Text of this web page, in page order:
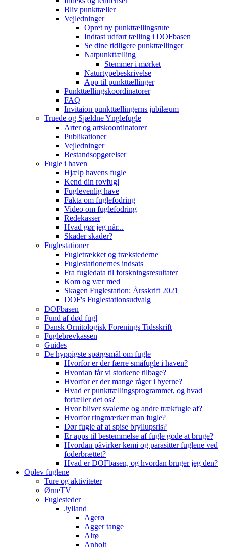
Bliv punkttæller
Vejledninger
Opret ny punkttællingsrute
Indtast udført tælling i DOFbasen
Se dine tidligere punkttællinger
Natpunkttælling
Stemmer i mørket
Naturtypebeskrivelse
App til punkttællinger
Punkttællingskoordinatorer
FAQ
Invitaion punkttællingerns jubilæum
Truede og Sjældne Ynglefugle
Arter og artskoordinatorer
Publikationer
Vejledninger
Bestandsopgørelser
Fugle i haven
Hjælp havens fugle
Kend din rovfugl
Fuglevenlig have
Fakta om fuglefodring
Video om fuglefodring
Redekasser
Hvad gør jeg når...
Skader skader?
Fuglestationer
Fugletrækket og trækstederne
Fuglestationernes indsats
Fra fugledata til forskningsresultater
Kom og vær med
Skagen Fuglestation: Årsskrift 2021
DOF's Fuglestationsudvalg
DOFbasen
Fund af død fugl
Dansk Ornitologisk Forenings Tidsskrift
Fuglebrevkassen
Guides
De hyppigste spørgsmål om fugle
Hvorfor er der færre småfugle i haven?
Hvordan får vi storkene tilbage?
Hvorfor er der mange råger i byerne?
Hvad er punkttællingsprogrammet, og hvad
fortæller det os?
Hvor bliver svalerne og andre trækfugle af?
Hvorfor ringmærker man fugle?
Dør fugle af at spise bryllupsris?
Er apps til bestemmelse af fugle gode at bruge?
Hvordan påvirker kemi og parasitter fuglene ved
foderbrættet?
Hvad er DOFbasen, og hvordan bruger jeg den?
Oplev fuglene
Ture og aktiviteter
ØrneTV
Fuglesteder
Jylland
Agerø
Agger tange
Alrø
Anholt